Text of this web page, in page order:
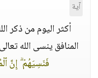
آية
أكثر اليوم من ذكر
المنافق ينسى الله
فَنَسِيَهُمْ ۗ إِنَّ